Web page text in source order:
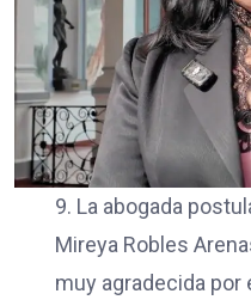
9. La abogada
Mireya Robles
muy agradecida por